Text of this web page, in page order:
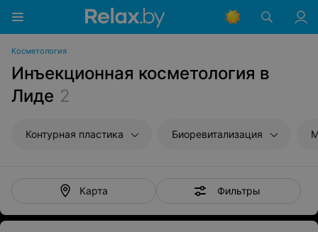
Косметология
Инъекционная косметология в
Лиде 2
Контурная пластика Биоревитализация
Карта Фильтры